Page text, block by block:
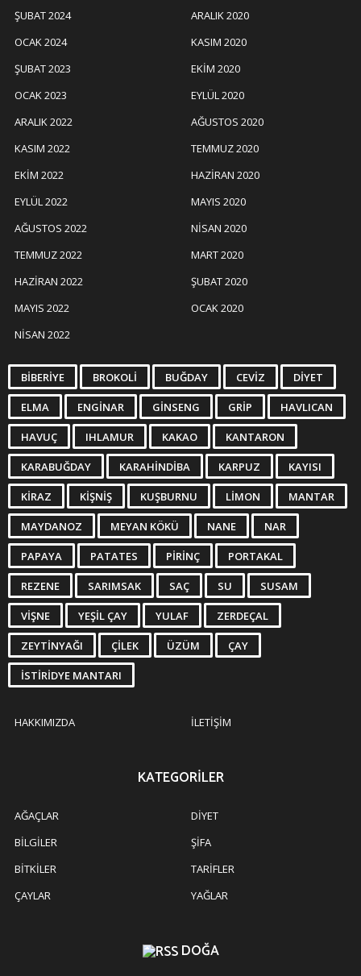
ŞUBAT 2024
OCAK 2024
ŞUBAT 2023
OCAK 2023
ARALIK 2022
KASIM 2022
EKIM 2022
EYLÜL 2022
AĞUSTOS 2022
TEMMUZ 2022
HAZIRAN 2022
MAYIS 2022
NISAN 2022
ARALIK 2020
KASIM 2020
EKIM 2020
EYLÜL 2020
AĞUSTOS 2020
TEMMUZ 2020
HAZIRAN 2020
MAYIS 2020
NISAN 2020
MART 2020
ŞUBAT 2020
OCAK 2020
BIBERIYE BROKOLI BUĞDAY CEVIZ DIYET
ELMA ENGINAR GINSENG GRIP HAVLICAN
HAVUÇ IHLAMUR KAKAO KANTARON
KARABUĞDAY KARAHINDIBA KARPUZ KAYISI
KIRAZ KIŞNIŞ KUŞBURNU LIMON MANTAR
MAYDANOZ MEYAN KÖKÜ NANE NAR
PAPAYA PATATES PIRINÇ PORTAKAL
REZENE SARIMSAK SAÇ SU SUSAM
VIŞNE YEŞIL ÇAY YULAF ZERDEÇAL
ZEYTINYAĞI ÇILEK ÜZÜM ÇAY
İSTIRIDYE MANTARI
HAKKIMIZDA İLETIŞIM
KATEGORILER
AĞAÇLAR
BILGILER
BITKILER
ÇAYLAR
DIYET
ŞIFA
TARIFLER
YAĞLAR
DOĞA